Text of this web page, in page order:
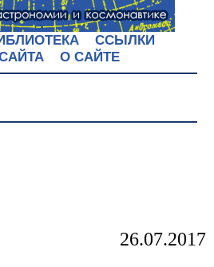
ССЫЛКИ
О САЙТЕ
26.07.2017